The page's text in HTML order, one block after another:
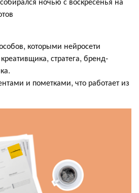
которыми нейросети
стратега, бренд-
и пометками, что работает из